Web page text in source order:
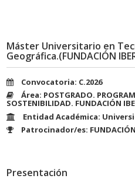
Máster Universitario en
Geográfica.(FUNDACIÓN
Convocatoria: C.2026
Área: POSTGRADO.
SOSTENIBILIDAD. FUNDACIÓN
Entidad Académica:
Patrocinador/es: FUNDACIÓN
Presentación